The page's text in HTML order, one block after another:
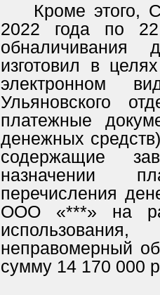
Кроме этого,
2022 года по
изготовил в
электронном
Ульяновского
платежные
денежных
содержащие
назначении
перечисления
ООО «***» на
неправомерный
сумму 14 170 000